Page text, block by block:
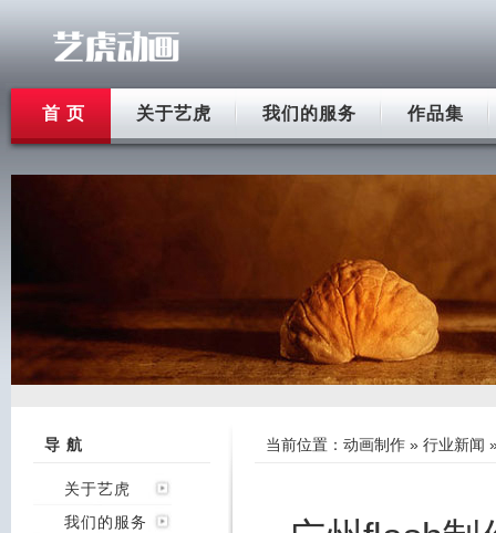
首 页 关于艺虎 我们的服务 作品集
导 航
关于艺虎
我们的服务
当前位置： 动画制作 » 行业新闻